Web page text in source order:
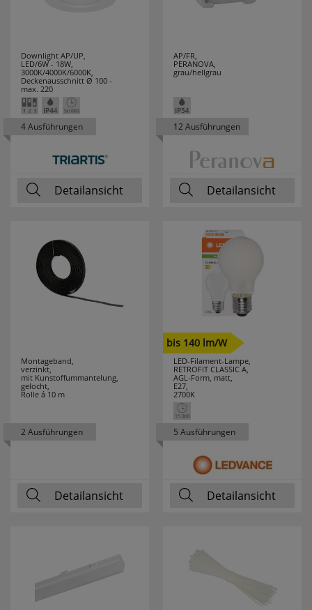
Downlight AP/UP,
LED/6W - 18W,
3000K/4000K/6000K,
Deckenausschnitt Ø 100 -
max. 220
4 Ausführungen
Detailansicht
AP/FR,
PERANOVA,
grau/hellgrau
12 Ausführungen
Detailansicht
Montageband,
verzinkt,
mit Kunstoffummantelung,
gelocht,
Rolle á 10 m
2 Ausführungen
Detailansicht
bis 140 lm/W
LED-Filament-Lampe,
RETROFIT CLASSIC A,
AGL-Form, matt,
E27,
2700K
5 Ausführungen
Detailansicht